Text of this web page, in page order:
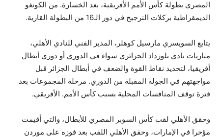
المصري بطولة كأس الأمم الأفريقية، بعد الخسارة. من الكونغو
الديمقراطية بركلات الترجيح في دور الـ16 من البطولة القارية.
يتابع السويسري مارسيل كوهلر، المدير الفني للنادي الأهلي،
مباريات نادي بلوزداد الجزائري سواء في الدوري أو دوري أبطال
أفريقيا، لتحديد نقاط القوة والضعف في أبطال الجزائر قبل
مواجهتهم في الجولة المقبلة من الدوري. مرحلة المجموعات بعد
فترة توقف المنافسات المحلية بسبب كأس الأمم. الأفريقي.
وحقق الأهلي لقب كأس السوبر المصري للأبطال، والتي أقيمت
مؤخرا في الإمارات، وحقق الأهلي اللقب بعد فوزه على موردن